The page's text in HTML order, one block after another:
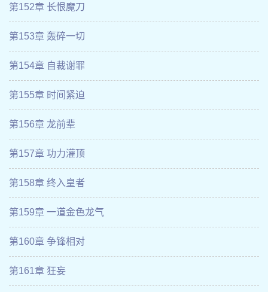
第152章 长恨魔刀
第153章 轰碎一切
第154章 自裁谢罪
第155章 时间紧迫
第156章 龙前辈
第157章 功力灌顶
第158章 终入皇者
第159章 一道金色龙气
第160章 争锋相对
第161章 狂妄